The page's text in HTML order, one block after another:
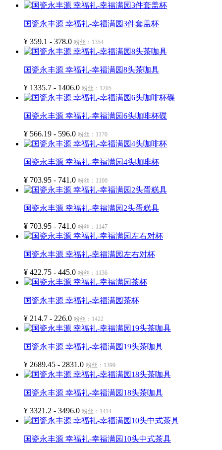
国瓷永丰源 幸福礼-幸福满园3件套盖杯
¥ 359.1 - 378.0 粉丝：1354
国瓷永丰源 幸福礼-幸福满园8头茶咖具
¥ 1335.7 - 1406.0 粉丝：1205
国瓷永丰源 幸福礼-幸福满园6头咖啡杯碟
¥ 566.19 - 596.0 粉丝：1170
国瓷永丰源 幸福礼-幸福满园4头咖啡杯
¥ 703.95 - 741.0 粉丝：1100
国瓷永丰源 幸福礼-幸福满园2头蛋糕具
¥ 703.95 - 741.0 粉丝：1147
国瓷永丰源 幸福礼-幸福满园左右对杯
¥ 422.75 - 445.0 粉丝：1136
国瓷永丰源 幸福礼-幸福满园茶杯
¥ 214.7 - 226.0 粉丝：1422
国瓷永丰源 幸福礼-幸福满园19头茶咖具
¥ 2689.45 - 2831.0 粉丝：1399
国瓷永丰源 幸福礼-幸福满园18头茶咖具
¥ 3321.2 - 3496.0 粉丝：1414
国瓷永丰源 幸福礼-幸福满园10头中式茶具